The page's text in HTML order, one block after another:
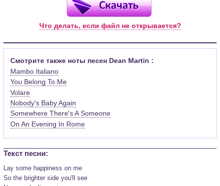
Что делать, если файл не открывается?
Смотрите также ноты песен Dean Martin :
Mambo Italiano
You Belong To Me
Volare
Nobody's Baby Again
Somewhere There's A Someone
On An Evening In Rome
Текст песни:
Lay some happiness on me
So the brighter side you'll see